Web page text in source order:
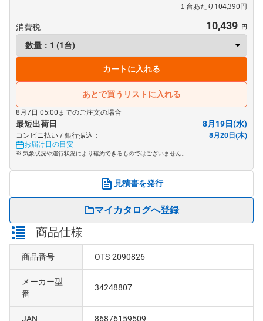
１台あたり104,390円
消費税 10,439
カートに入れる
あとで買うリストに入れる
8月7日 05:00までのご注文の場合
最短出荷日 8月19日(水)
コンビニ払い / 銀行振込：
8月20日(木)
お届け日の目安
※ 気象状況や運行状況により確約できるものではございません。
見積書を発行
マイカタログへ登録
商品仕様
商品番号 OTS-2090826
メーカー型
番
34248807
JAN 86876159509